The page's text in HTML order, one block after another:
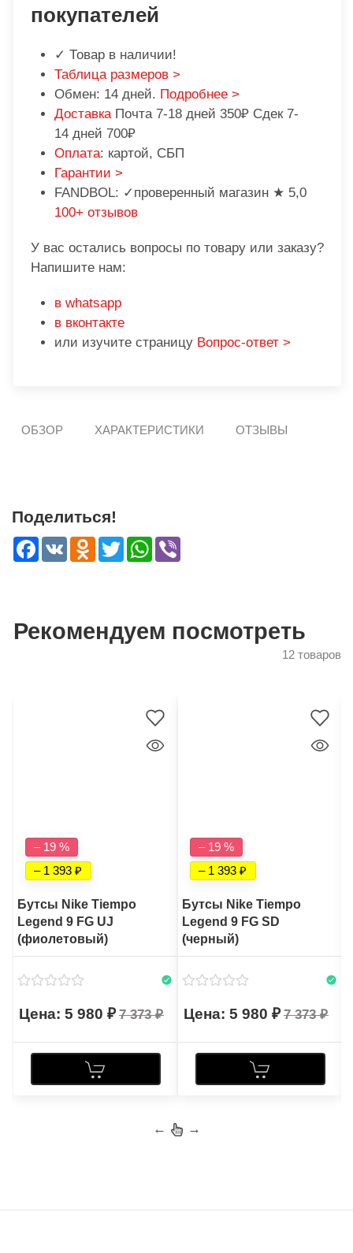
покупателей
✓ Товар в наличии!
Таблица размеров >
Обмен: 14 дней. Подробнее >
Доставка Почта 7-18 дней 350₽ Сдек 7-
14 дней 700₽
Оплата: картой, СБП
Гарантии >
FANDBOL: ✓проверенный магазин ★ 5,0
100+ отзывов
У вас остались вопросы по товару или заказу?
Напишите нам:
в whatsapp
в вконтакте
или изучите страницу Вопрос-ответ >
ОБЗОР ХАРАКТЕРИСТИКИ ОТЗЫВЫ
Поделиться!
Facebook
VK Odnoklassniki
TwitterWhatsApp
Рекомендуем посмотреть
12 товаров
– 19 %
– 1 393
Бутсы Nike Tiempo
Legend 9 FG UJ
(фиолетовый)
5 980 7 373
– 19 %
– 1 393
Бутсы Nike Tiempo
Legend 9 FG SD
(черный)
5 980 7 373
← →